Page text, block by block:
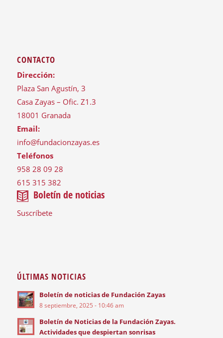
CONTACTO
Dirección:
Plaza San Agustín, 3
Casa Zayas – Ofic. Z1.3
18001 Granada
Email:
info@fundacionzayas.es
Teléfonos
958 28 09 28
615 315 382
Boletín de noticias
Suscríbete
ÚLTIMAS NOTICIAS
Boletín de noticias de Fundación Zayas
8 septiembre, 2025 - 10:46 am
Boletín de Noticias de la Fundación Zayas.
Actividades que despiertan sonrisas